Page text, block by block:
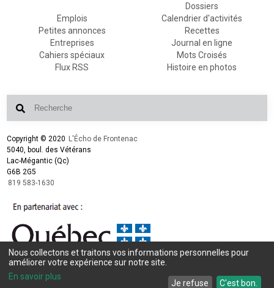
Dossiers
Emplois
Petites annonces
Entreprises
Cahiers spéciaux
Flux RSS
Calendrier d'activités
Recettes
Journal en ligne
Mots Croisés
Histoire en photos
Copyright © 2020 L'Écho de Frontenac
5040, boul. des Vétérans
Lac-Mégantic (Qc)
G6B 2G5
819 583-1630
Conception et design :L'Écho de Frontenac
Intégration et programmation :
Nous collectons et traitons vos informations personnelles pour
améliorer votre expérience sur notre site.
En savoir plus
Je refuse C'est bon.